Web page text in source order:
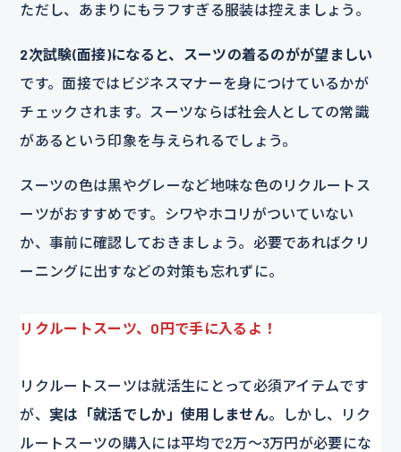
ただし、あまりにもラフすぎる服装は控えましょう。
2次試験(面接)になると、スーツの着るのがが望ましい
です。面接ではビジネスマナーを身につけているかが
チェックされます。スーツならば社会人としての常識
があるという印象を与えられるでしょう。
スーツの色は黒やグレーなど地味な色のリクルートス
ーツがおすすめです。シワやホコリがついていない
か、事前に確認しておきましょう。必要であればクリ
ーニングに出すなどの対策も忘れずに。
リクルートスーツ、0円で手に入るよ！
リクルートスーツは就活生にとって必須アイテムです
が、 実は「就活でしか」使用しません。しかし、リク
ルートスーツの購入には平均で2万～3万円が必要にな